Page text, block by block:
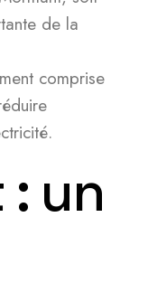
de la
comprise
un